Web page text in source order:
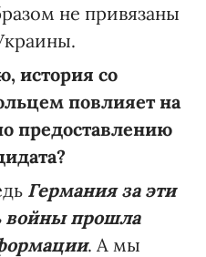
не привязаны
история со
повлияет на
предоставлению
Германия за эти
войны прошла
. А мы